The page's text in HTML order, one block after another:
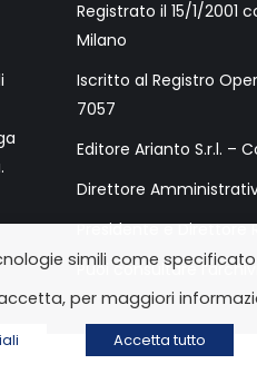
Registrato il 15/1/2001
Milano
Iscritto al Registro
7057
Editore Arianto S.r.l. –
Direttore
Presidente e Direttore
Puoi consultare
simili come
per maggiori
Accetta tutto